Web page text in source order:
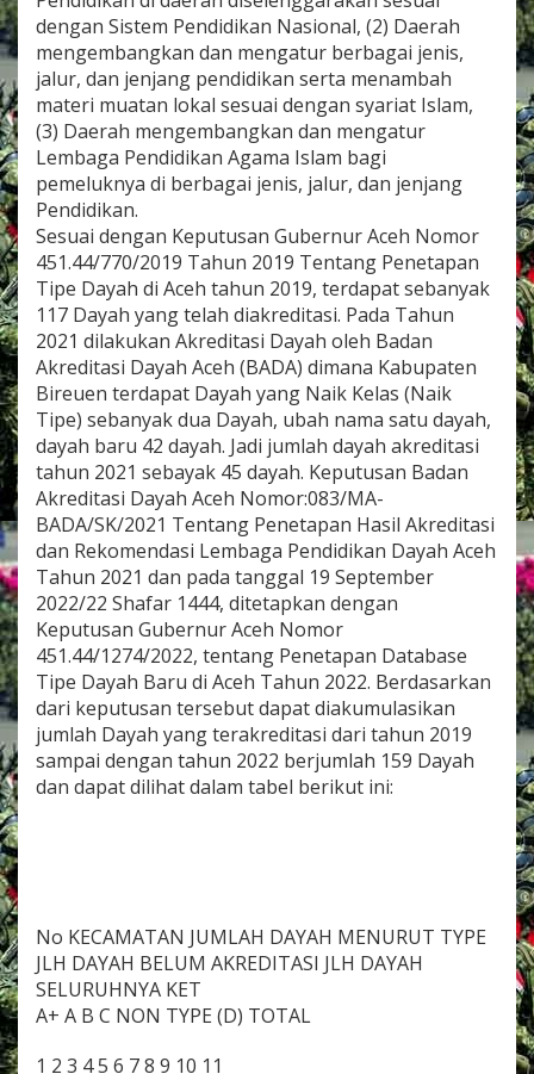
,
S
H
.
,
M
M
e
a
l
a
D
n
a
s
P
e
n
d
i
d
i
k
a
n
D
y
a
h
K
a
b
u
i
r
u
e
dengan Sistem Pendidikan Nasional, (2) Daerah
mengembangkan dan mengatur berbagai jenis,
jalur, dan jenjang pendidikan serta menambah
materi muatan lokal sesuai dengan syariat Islam,
(3) Daerah mengembangkan dan mengatur
Lembaga Pendidikan Agama Islam bagi
pemeluknya di berbagai jenis, jalur, dan jenjang
Pendidikan.
Sesuai dengan Keputusan Gubernur Aceh Nomor
451.44/770/2019 Tahun 2019 Tentang Penetapan
Tipe Dayah di Aceh tahun 2019, terdapat sebanyak
117 Dayah yang telah diakreditasi. Pada Tahun
2021 dilakukan Akreditasi Dayah oleh Badan
Akreditasi Dayah Aceh (BADA) dimana Kabupaten
Bireuen terdapat Dayah yang Naik Kelas (Naik
Tipe) sebanyak dua Dayah, ubah nama satu dayah,
dayah baru 42 dayah. Jadi jumlah dayah akreditasi
tahun 2021 sebayak 45 dayah. Keputusan Badan
Akreditasi Dayah Aceh Nomor:083/MA-
BADA/SK/2021 Tentang Penetapan Hasil Akreditasi
dan Rekomendasi Lembaga Pendidikan Dayah Aceh
Tahun 2021 dan pada tanggal 19 September
2022/22 Shafar 1444, ditetapkan dengan
Keputusan Gubernur Aceh Nomor
451.44/1274/2022, tentang Penetapan Database
Tipe Dayah Baru di Aceh Tahun 2022. Berdasarkan
dari keputusan tersebut dapat diakumulasikan
jumlah Dayah yang terakreditasi dari tahun 2019
sampai dengan tahun 2022 berjumlah 159 Dayah
dan dapat dilihat dalam tabel berikut ini:
No KECAMATAN JUMLAH DAYAH MENURUT TYPE
JLH DAYAH BELUM AKREDITASI JLH DAYAH
SELURUHNYA KET
A+ A B C NON TYPE (D) TOTAL
1 2 3 4 5 6 7 8 9 10 11